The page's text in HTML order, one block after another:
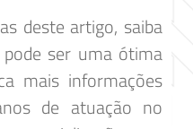
deste artigo, saiba
ser uma ótima
mais informações
de atuação no